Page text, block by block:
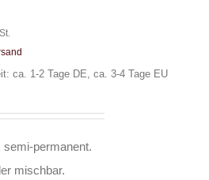
ca. 1-2 Tage DE, ca. 3-4 Tage EU
semi-permanent.
mischbar.